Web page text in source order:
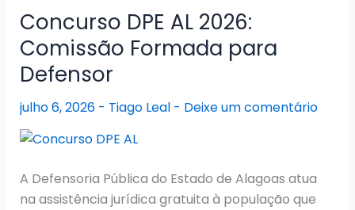
2026:
Edital
Publicado
para
Concurso DPE AL 2026:
Comissão Formada para
Defensor
julho 6, 2026 - Tiago Leal - Deixe um comentário
A Defensoria Pública do Estado de Alagoas atua
na assistência jurídica gratuita à população que